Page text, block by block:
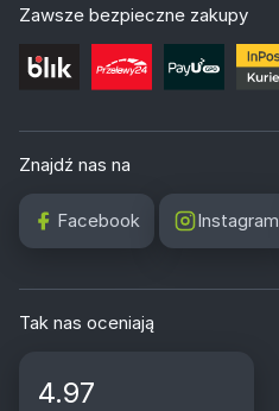
Zawsze bezpieczne zakupy
Znajdź nas na
Facebook Instagram
Tak nas oceniają
4.97